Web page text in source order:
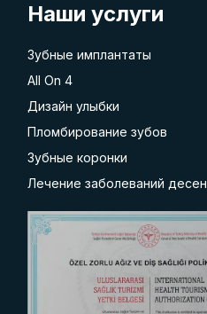
Наши услуги
Зубные имплантаты
All On 4
Дизайн улыбки
Пломбирование зубов
Зубные коронки
Лечение заболеваний десен